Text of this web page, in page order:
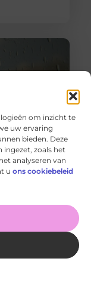
om inzicht te
uw ervaring
bieden. Deze
zoals het
analyseren van
u ons cookiebeleid
kun je van
(Twitter)